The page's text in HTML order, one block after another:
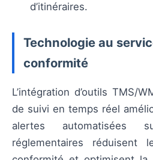
d’itinéraires.
Technologie au
conformité
L’intégration d’outils TMS/
de suivi en temps réel
alertes automatisées
réglementaires réduisent